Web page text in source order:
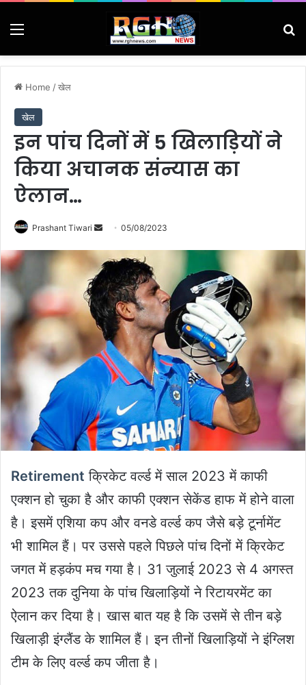
Menu
Home /खेल
खेल
इन पांच दिनों में 5 खिलाड़ियों ने
किया अचानक संन्यास का
ऐलान…
Prashant Tiwari
Send
email
05/08/2023
Retirement क्रिकेट वर्ल्ड में साल 2023 में काफी
एक्शन हो चुका है और काफी एक्शन सेकेंड हाफ में होने वाला
है। इसमें एशिया कप और वनडे वर्ल्ड कप जैसे बड़े टूर्नामेंट
भी शामिल हैं। पर उससे पहले पिछले पांच दिनों में क्रिकेट
जगत में हड़कंप मच गया है। 31 जुलाई 2023 से 4 अगस्त
2023 तक दुनिया के पांच खिलाड़ियों ने रिटायरमेंट का
ऐलान कर दिया है। खास बात यह है कि उसमें से तीन बड़े
खिलाड़ी इंग्लैंड के शामिल हैं। इन तीनों खिलाड़ियों ने इंग्लिश
टीम के लिए वर्ल्ड कप जीता है।